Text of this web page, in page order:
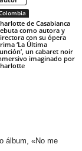
de Casabianca
como autora y
con su ópera
‘La Última
un cabaret noir
imaginado por
álbum, «No me